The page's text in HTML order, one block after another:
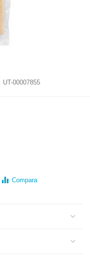
UT-00007855
Compara